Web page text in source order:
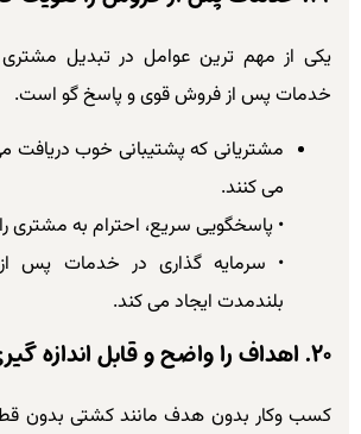
یکی از مهم ترین عوامل در تبدیل مشتری
خدمات پس از فروش قوی و پاسخ گو است.
مشتریانی که پشتیبانی خوب دریافت
می کنند.
• پاسخگویی سریع، احترام به مشتری
• سرمایه گذاری در خدمات پس
بلندمدت ایجاد می کند.
۲۰. اهداف را واضح و قابل اندازه گیری تعیین کنید
کسب وکار بدون هدف مانند کشتی بدون